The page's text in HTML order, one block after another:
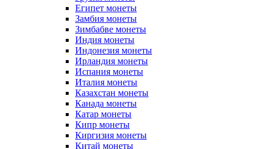
Египет монеты
Замбия монеты
Зимбабве монеты
Индия монеты
Индонезия монеты
Ирландия монеты
Испания монеты
Италия монеты
Казахстан монеты
Канада монеты
Катар монеты
Кипр монеты
Киргизия монеты
Китай монеты